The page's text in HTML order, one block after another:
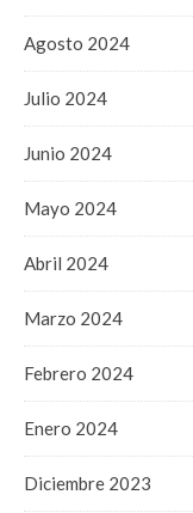
Agosto 2024
Julio 2024
Junio 2024
Mayo 2024
Abril 2024
Marzo 2024
Febrero 2024
Enero 2024
Diciembre 2023